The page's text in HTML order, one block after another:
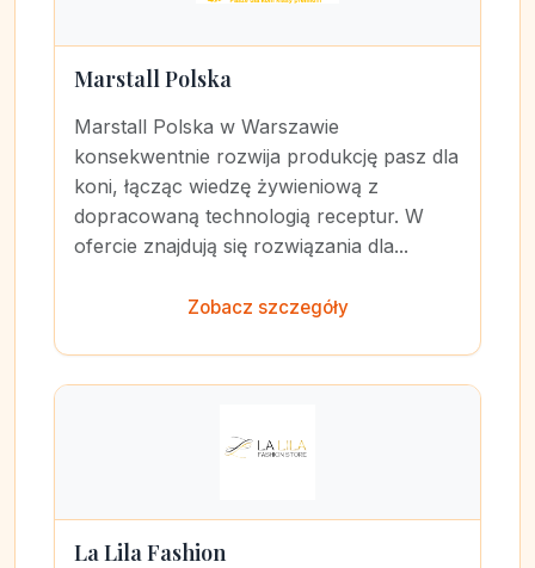
Marstall Polska
Marstall Polska w Warszawie
konsekwentnie rozwija produkcję pasz dla
koni, łącząc wiedzę żywieniową z
dopracowaną technologią receptur. W
ofercie znajdują się rozwiązania dla...
Zobacz szczegóły
La Lila Fashion